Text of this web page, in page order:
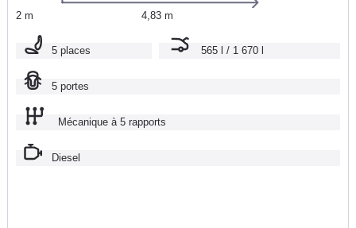
2 m 4,83 m
5 places 565 l / 1 670 l
5 portes
Mécanique à 5 rapports
Diesel